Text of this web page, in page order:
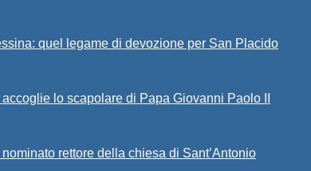
quel legame di devozione per San Placido
lo scapolare di Papa Giovanni Paolo II
rettore della chiesa di Sant’Antonio